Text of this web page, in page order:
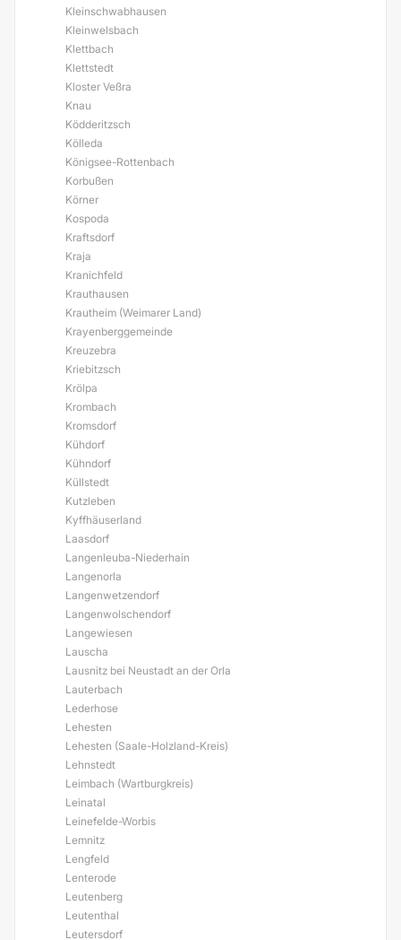
Kleinschwabhausen
Kleinwelsbach
Klettbach
Klettstedt
Kloster Veßra
Knau
Ködderitzsch
Kölleda
Königsee-Rottenbach
Korbußen
Körner
Kospoda
Kraftsdorf
Kraja
Kranichfeld
Krauthausen
Krautheim (Weimarer Land)
Krayenberggemeinde
Kreuzebra
Kriebitzsch
Krölpa
Krombach
Kromsdorf
Kühdorf
Kühndorf
Küllstedt
Kutzleben
Kyffhäuserland
Laasdorf
Langenleuba-Niederhain
Langenorla
Langenwetzendorf
Langenwolschendorf
Langewiesen
Lauscha
Lausnitz bei Neustadt an der Orla
Lauterbach
Lederhose
Lehesten
Lehesten (Saale-Holzland-Kreis)
Lehnstedt
Leimbach (Wartburgkreis)
Leinatal
Leinefelde-Worbis
Lemnitz
Lengfeld
Lenterode
Leutenberg
Leutenthal
Leutersdorf